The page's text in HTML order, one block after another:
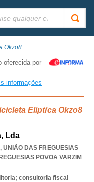
Okzo8
oferecida por
informações
Eliptica Okzo8
Lda
UNIÃO DAS FREGUESIAS
POVOA VARZIM
consultoria fiscal